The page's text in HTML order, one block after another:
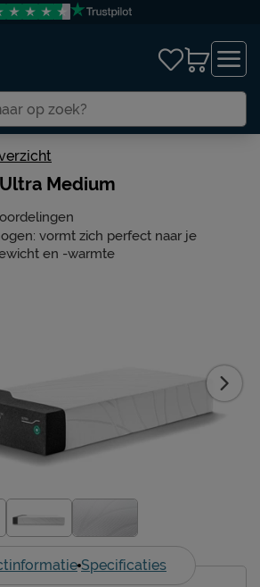
Medium
vormt zich perfect naar je
en -warmte
Specificaties